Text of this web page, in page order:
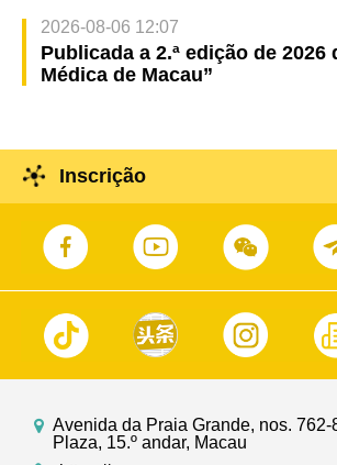
2026-08-06 12:07
Publicada a 2.ª edição de 2026
Médica de Macau”
Inscrição
Avenida da Praia Grande, nos.
Plaza, 15.º andar, Macau